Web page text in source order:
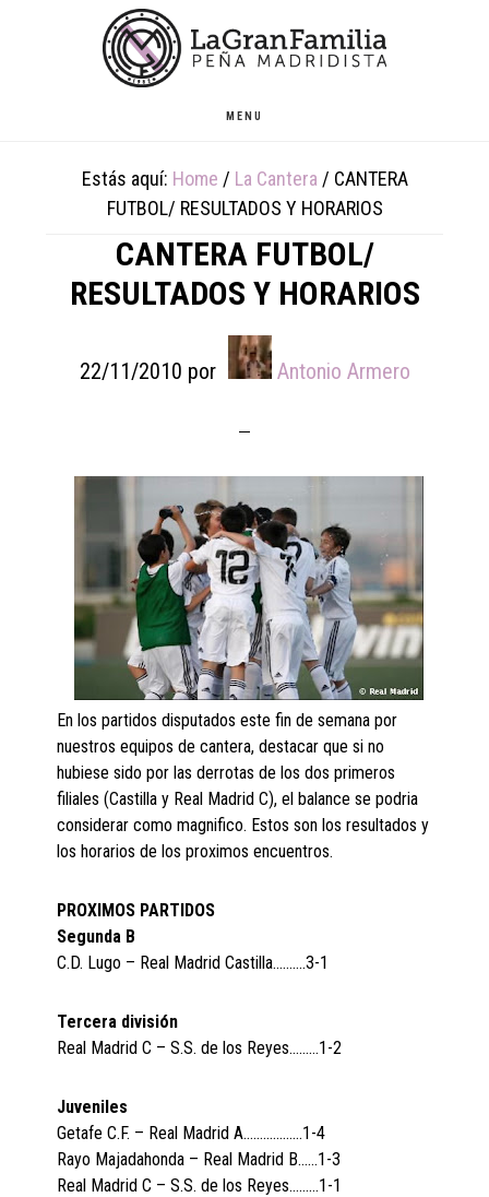
MENU
Estás aquí: Home / La Cantera / CANTERA
FUTBOL/ RESULTADOS Y HORARIOS
CANTERA FUTBOL/
RESULTADOS Y HORARIOS
22/11/2010 por Antonio Armero
En los partidos disputados este fin de semana por
nuestros equipos de cantera, destacar que si no
hubiese sido por las derrotas de los dos primeros
filiales (Castilla y Real Madrid C), el balance se podria
considerar como magnifico. Estos son los resultados y
los horarios de los proximos encuentros.
PROXIMOS PARTIDOS
Segunda B
C.D. Lugo – Real Madrid Castilla……….3-1
Tercera división
Real Madrid C – S.S. de los Reyes………1-2
Juveniles
Getafe C.F. – Real Madrid A………………1-4
Rayo Majadahonda – Real Madrid B……1-3
Real Madrid C – S.S. de los Reyes………1-1